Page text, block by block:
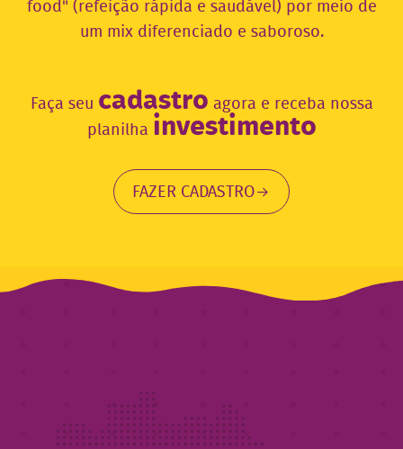
food" (refeição rápida e saudável) por meio de
um mix diferenciado e saboroso.
Faça seu cadastro agora e receba nossa
planilha investimento
FAZER CADASTRO